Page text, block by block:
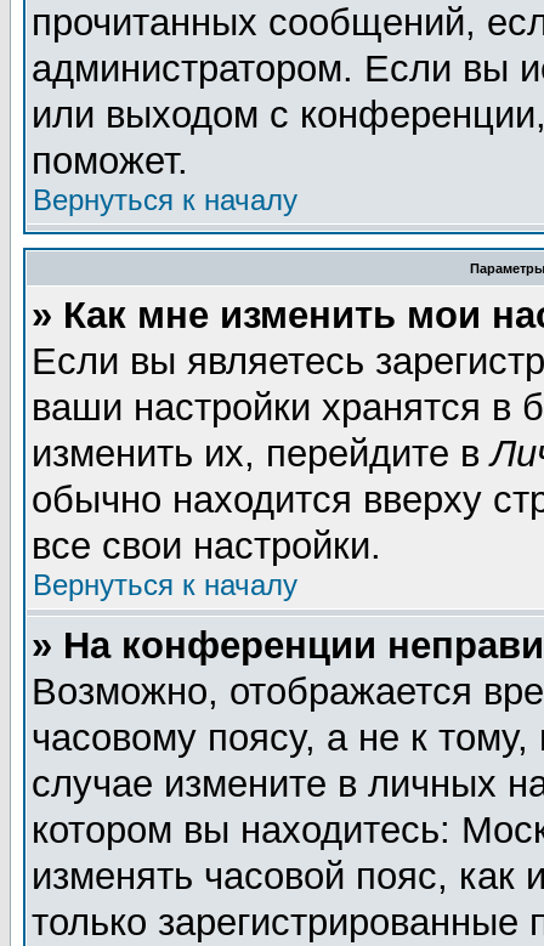
прочитанных сообщений,
администратором. Если вы
или выходом с
поможет.
Вернуться к началу
» Как мне изменить мои
Если вы являетесь
ваши настройки хранятся
изменить их, перейдите в
обычно находится вверху
все свои настройки.
Вернуться к началу
» На конференции
Возможно, отображается
часовому поясу, а не к
случае измените в личных
котором вы находитесь:
изменять часовой пояс, как
только